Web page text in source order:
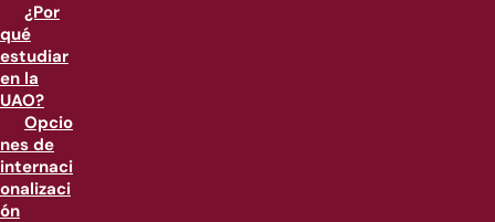
¿Por
qué
estudiar
en la
UAO?
Opcio
nes de
internaci
onalizaci
ón